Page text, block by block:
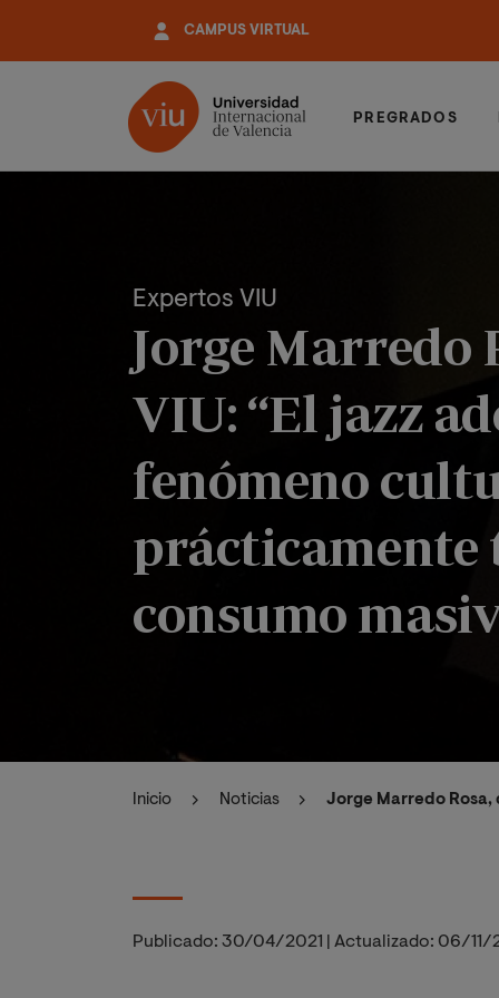
contenido
CAMPUS VIRTUAL
PREGRADOS
Expertos VIU
Jorge Marredo
VIU: “El jazz
fenómeno
prácticamente
consumo
Inicio Noticias Jorge Marredo Rosa,
Publicado: 30/04/2021 Actualizado: 06/11/